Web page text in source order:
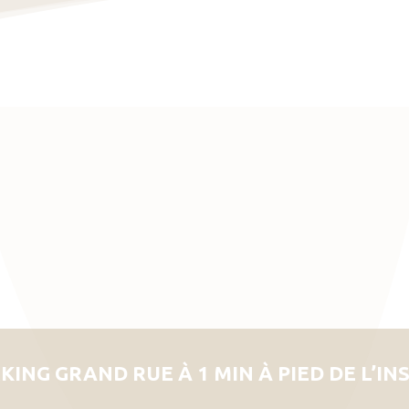
GRAND RUE À 1 MIN À PIED DE